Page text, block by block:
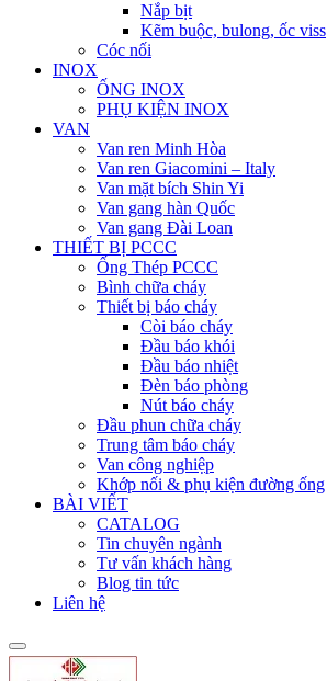
Nắp bịt
Kẽm buộc, bulong, ốc viss
Cóc nối
INOX
ỐNG INOX
PHỤ KIỆN INOX
VAN
Van ren Minh Hòa
Van ren Giacomini – Italy
Van mặt bích Shin Yi
Van gang hàn Quốc
Van gang Đài Loan
THIẾT BỊ PCCC
Ống Thép PCCC
Bình chữa cháy
Thiết bị báo cháy
Còi báo cháy
Đầu báo khói
Đầu báo nhiệt
Đèn báo phòng
Nút báo cháy
Đầu phun chữa cháy
Trung tâm báo cháy
Van công nghiệp
Khớp nối & phụ kiện đường ống
BÀI VIẾT
CATALOG
Tin chuyên ngành
Tư vấn khách hàng
Blog tin tức
Liên hệ